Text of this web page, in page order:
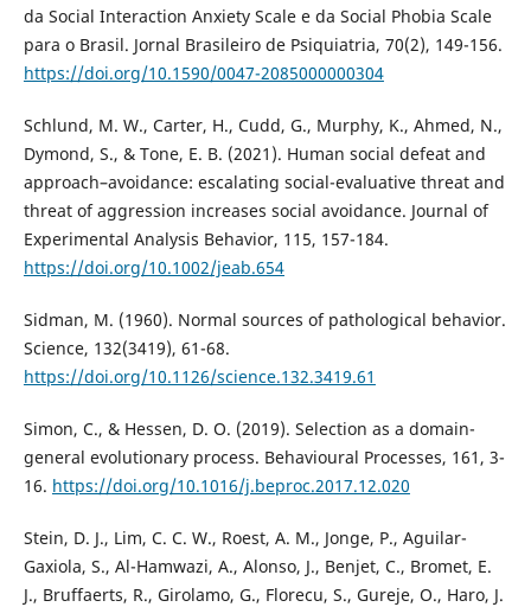
da Social Interaction Anxiety Scale e da Social Phobia Scale
para o Brasil. Jornal Brasileiro de Psiquiatria, 70(2), 149-156.
https://doi.org/10.1590/0047-2085000000304
Schlund, M. W., Carter, H., Cudd, G., Murphy, K., Ahmed, N.,
Dymond, S., & Tone, E. B. (2021). Human social defeat and
approach–avoidance: escalating social-evaluative threat and
threat of aggression increases social avoidance. Journal of
Experimental Analysis Behavior, 115, 157-184.
https://doi.org/10.1002/jeab.654
Sidman, M. (1960). Normal sources of pathological behavior.
Science, 132(3419), 61-68.
https://doi.org/10.1126/science.132.3419.61
Simon, C., & Hessen, D. O. (2019). Selection as a domain-
general evolutionary process. Behavioural Processes, 161, 3-
16. https://doi.org/10.1016/j.beproc.2017.12.020
Stein, D. J., Lim, C. C. W., Roest, A. M., Jonge, P., Aguilar-
Gaxiola, S., Al-Hamwazi, A., Alonso, J., Benjet, C., Bromet, E.
J., Bruffaerts, R., Girolamo, G., Florecu, S., Gureje, O., Haro, J.